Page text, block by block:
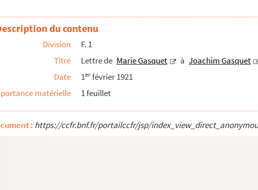
diligent et la nuit et le jour, car la scienc...
au Séminaire Saint-Luc, Aix-en-Provence
bibliothèque de Méjanes
du contenu
Division
F. 1
Titre
Lettre de Marie Gasquet à Joachim Gasquet
Date
1erfévrier 1921
matérielle
1 feuillet
: https://ccfr.bnf.fr/portailccfr/jsp/